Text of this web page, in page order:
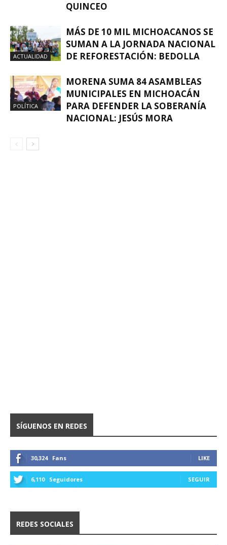
QUINCEO
ACTUALIDAD
MÁS DE 10 MIL MICHOACANOS SE
SUMAN A LA JORNADA NACIONAL
DE REFORESTACIÓN: BEDOLLA
POLÍTICA
MORENA SUMA 84 ASAMBLEAS
MUNICIPALES EN MICHOACÁN
PARA DEFENDER LA SOBERANÍA
NACIONAL: JESÚS MORA
SÍGUENOS EN REDES
30,324 Fans LIKE
6,110 Seguidores SEGUIR
REDES SOCIALES